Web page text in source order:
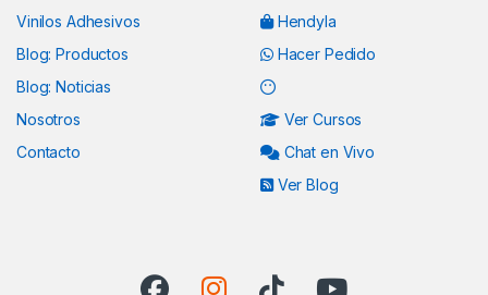
Vinilos Adhesivos
Blog: Productos
Blog: Noticias
Nosotros
Contacto
Hendyla
Hacer Pedido
Ver Cursos
Chat en Vivo
Ver Blog